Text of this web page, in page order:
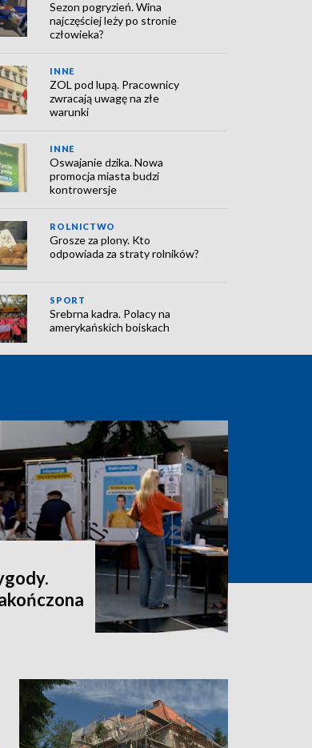
Sezon pogryzień. Wina
najczęściej leży po stronie
człowieka?
INNE
ZOL pod lupą. Pracownicy
zwracają uwagę na złe
warunki
INNE
Oswajanie dzika. Nowa
promocja miasta budzi
kontrowersje
ROLNICTWO
Grosze za plony. Kto
odpowiada za straty rolników?
SPORT
Srebrna kadra. Polacy na
amerykańskich boiskach